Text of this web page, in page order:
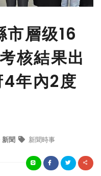
層级16
核結果出
年內2度
新聞 新聞時事